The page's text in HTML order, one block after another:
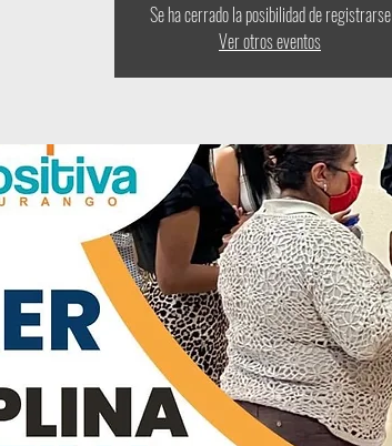
Se ha cerrado la posibilidad de registrarse
Ver otros eventos